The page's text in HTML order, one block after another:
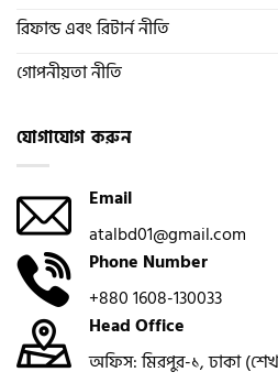
রিফান্ড এবং রিটার্ন নীতি
গোপনীয়তা নীতি
যোগাযোগ করুন
Email
atalbd01@gmail.com
Phone Number
+880 1608-130033
Head Office
অফিস: মিরপুর-১, ঢাকা